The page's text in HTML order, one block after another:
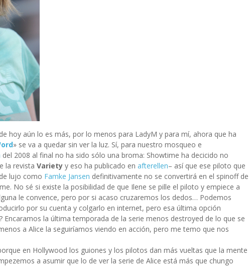
hoy aún lo es más, por lo menos para LadyM y para mí, ahora que ha
» se va a quedar sin ver la luz. Sí, para nuestro mosqueo e
del 2008 al final no ha sido sólo una broma: Showtime ha decicido no
la revista Variety y eso ha publicado en afterellen– así que ese piloto que
lujo como Famke Jansen definitivamente no se convertirá en el spinoff de
No sé si existe la posibilidad de que Ilene se pille el piloto y empiece a
le convence, pero por si acaso cruzaremos los dedos… Podemos
por su cuenta y colgarlo en internet, pero esa última opción
la última temporada de la serie menos destroyed de lo que se
a Alice la seguiríamos viendo en acción, pero me temo que nos
en Hollywood los guiones y los pilotos dan más vueltas que la mente
a asumir que lo de ver la serie de Alice está más que chungo